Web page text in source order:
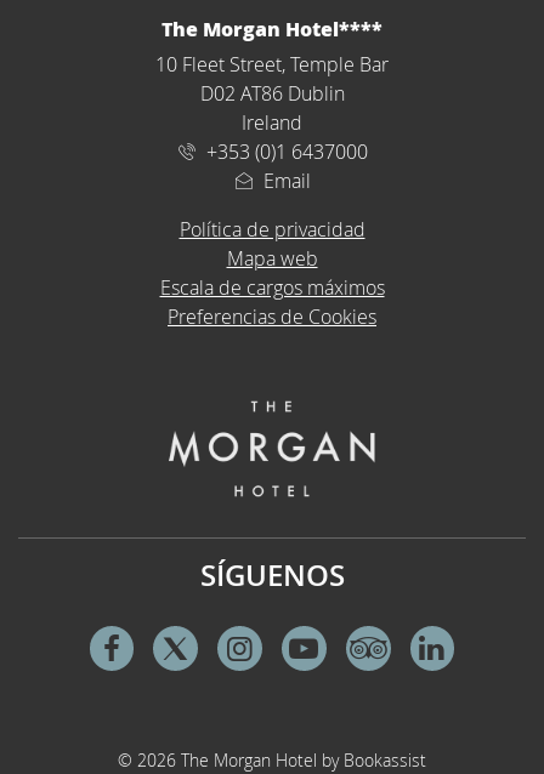
DIRECCIÓNThe Morgan Hotel****
10 Fleet Street, Temple Bar
D02 AT86 Dublin
Ireland
+353 (0)1 6437000
Email
Política de privacidad
Mapa web
Escala de cargos máximos
Preferencias de Cookies
SÍGUENOS
Facebook
TwitterInstagramYoutubeTripadvisor
© 2026 The Morgan Hotel by Bookassist